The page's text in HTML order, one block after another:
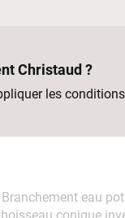
Christaud ?
les
Branchement eau